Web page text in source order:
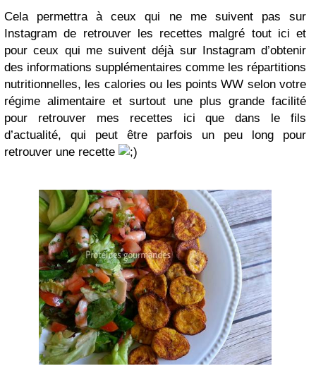
Cela permettra à ceux qui ne me suivent pas sur
Instagram de retrouver les recettes malgré tout ici et
pour ceux qui me suivent déjà sur Instagram d’obtenir
des informations supplémentaires comme les répartitions
nutritionnelles, les calories ou les points WW selon votre
régime alimentaire et surtout une plus grande facilité
pour retrouver mes recettes ici que dans le fils
d’actualité, qui peut être parfois un peu long pour
retrouver une recette